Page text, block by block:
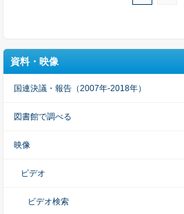
資料・映像
国連決議・報告（2007年-2018年）
図書館で調べる
映像
ビデオ
ビデオ検索